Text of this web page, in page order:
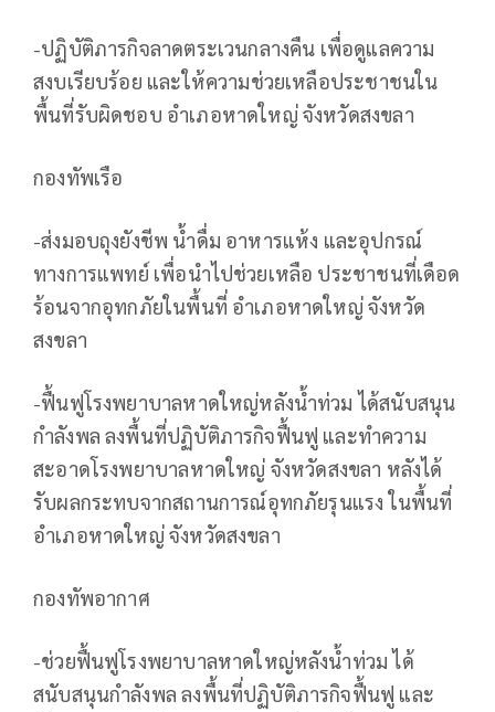
-ปฏิบัติภารกิจลาดตระเวนกลางคืน เพื่อดูแลความ
สงบเรียบร้อย และให้ความช่วยเหลือประชาชนใน
พื้นที่รับผิดชอบ อำเภอหาดใหญ่ จังหวัดสงขลา
กองทัพเรือ
-ส่งมอบถุงยังชีพ น้ำดื่ม อาหารแห้ง และอุปกรณ์
ทางการแพทย์ เพื่อนำไปช่วยเหลือ ประชาชนที่เดือด
ร้อนจากอุทกภัยในพื้นที่ อำเภอหาดใหญ่ จังหวัด
สงขลา
-ฟื้นฟูโรงพยาบาลหาดใหญ่หลังน้ำท่วม ได้สนับสนุน
กำลังพล ลงพื้นที่ปฏิบัติภารกิจฟื้นฟู และทำความ
สะอาดโรงพยาบาลหาดใหญ่ จังหวัดสงขลา หลังได้
รับผลกระทบจากสถานการณ์อุทกภัยรุนแรง ในพื้นที่
อำเภอหาดใหญ่ จังหวัดสงขลา
กองทัพอากาศ
-ช่วยฟื้นฟูโรงพยาบาลหาดใหญ่หลังน้ำท่วม ได้
สนับสนุนกำลังพล ลงพื้นที่ปฏิบัติภารกิจฟื้นฟู และ